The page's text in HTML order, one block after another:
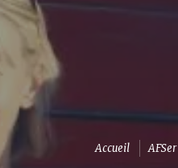
Accueil AFSer